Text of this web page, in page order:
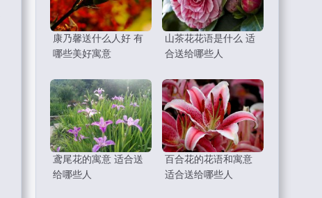
康乃馨送什么人好 有
哪些美好寓意
山茶花花语是什么 适
合送给哪些人
鸢尾花的寓意 适合送
给哪些人
百合花的花语和寓意
适合送给哪些人